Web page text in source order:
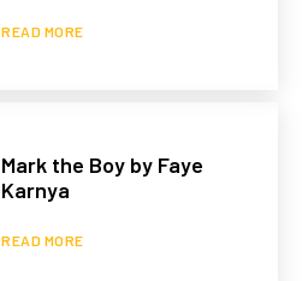
READ MORE
Mark the Boy by Faye
Karnya
READ MORE